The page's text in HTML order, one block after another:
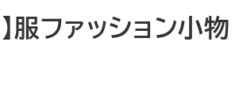
服ファッション小